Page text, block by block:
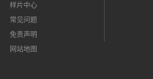
样片中心
常见问题
免责声明
网站地图